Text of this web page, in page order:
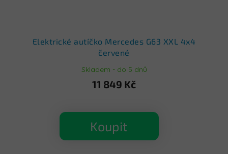
Elektrické autíčko Mercedes G63 XXL 4x4
červené
Skladem - do 5 dnů
11 849 Kč
Koupit